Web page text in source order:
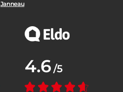
Janneau
Note moyenne :
4.6 /5